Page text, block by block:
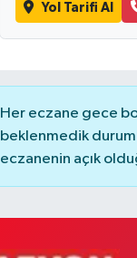
Yol Tarifi Al
Her eczane gece
beklenmedik
eczanenin açık